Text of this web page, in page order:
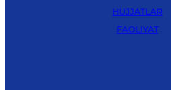
HUJJATLAR
FAOLIYAT